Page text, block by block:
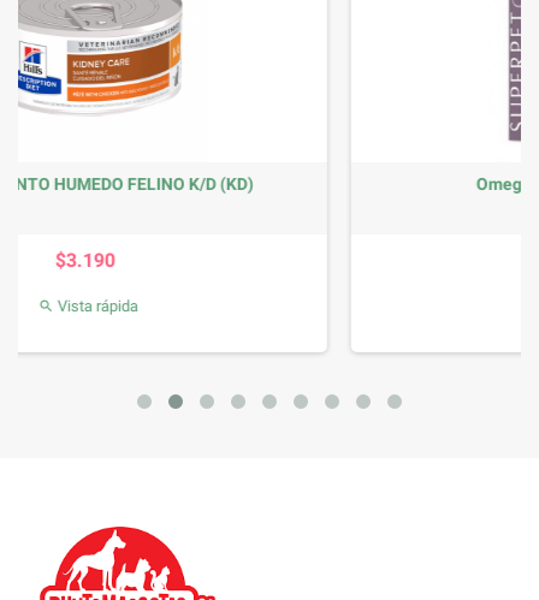
Omega Superpet Gato 125ml